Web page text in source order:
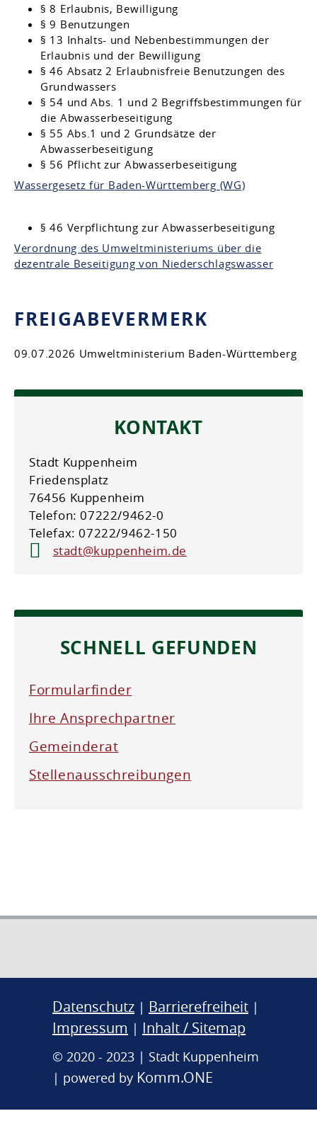
§ 8 Erlaubnis, Bewilligung
§ 9 Benutzungen
§ 13 Inhalts- und Nebenbestimmungen der
Erlaubnis und der Bewilligung
§ 46 Absatz 2 Erlaubnisfreie Benutzungen des
Grundwassers
§ 54 und Abs. 1 und 2 Begriffsbestimmungen für
die Abwasserbeseitigung
§ 55 Abs.1 und 2 Grundsätze der
Abwasserbeseitigung
§ 56 Pflicht zur Abwasserbeseitigung
Wassergesetz für Baden-Württemberg (WG)
§ 46 Verpflichtung zur Abwasserbeseitigung
Verordnung des Umweltministeriums über die
dezentrale Beseitigung von Niederschlagswasser
FREIGABEVERMERK
09.07.2026 Umweltministerium Baden-Württemberg
KONTAKT
Stadt Kuppenheim
Friedensplatz
76456 Kuppenheim
Telefon: 07222/9462-0
Telefax: 07222/9462-150
stadt@kuppenheim.de
SCHNELL GEFUNDEN
Formularfinder
Ihre Ansprechpartner
Gemeinderat
Stellenausschreibungen
Datenschutz | Barrierefreiheit |
Impressum | Inhalt / Sitemap
© 2020 - 2023 | Stadt Kuppenheim
| powered by Komm.ONE